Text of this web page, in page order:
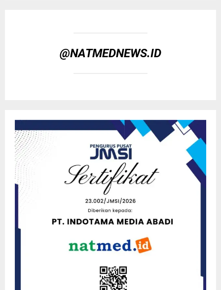
@NATMEDNEWS.ID